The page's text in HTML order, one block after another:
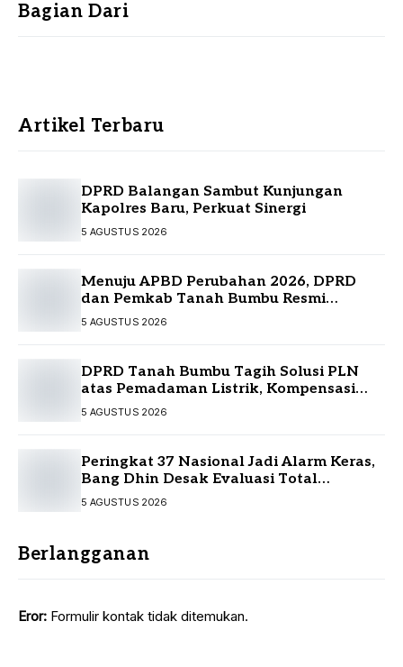
Bagian Dari
Artikel Terbaru
DPRD Balangan Sambut Kunjungan
Kapolres Baru, Perkuat Sinergi
5 AGUSTUS 2026
Menuju APBD Perubahan 2026, DPRD
dan Pemkab Tanah Bumbu Resmi
Sepakati KUA-PPAS
5 AGUSTUS 2026
DPRD Tanah Bumbu Tagih Solusi PLN
atas Pemadaman Listrik, Kompensasi
Pelanggan Belum Diputuskan
5 AGUSTUS 2026
Peringkat 37 Nasional Jadi Alarm Keras,
Bang Dhin Desak Evaluasi Total
Pelayanan Investasi Kalsel
5 AGUSTUS 2026
Berlangganan
Eror: Formulir kontak tidak ditemukan.